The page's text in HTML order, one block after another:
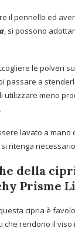
il pennello ed
, si possono
le polveri
passare a
utilizzare meno
lavato a mano
ritenga
della
Prisme
cipria è
rendono il viso